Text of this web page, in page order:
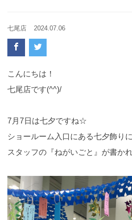
七尾店 2024.07.06
こんにちは！
七尾店です(^^)/
7月7日は七夕ですね☆
ショールーム入口にある七夕飾り
スタッフの『ねがいごと』が書か